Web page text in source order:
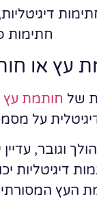
חתימות
עץ או
של חותמת עץ
על
וגובר,
דיגיטליות
העץ